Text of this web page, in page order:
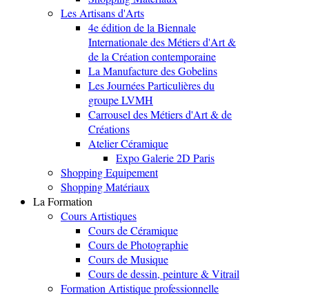
Les Artisans d'Arts
4e édition de la Biennale
Internationale des Métiers d'Art &
de la Création contemporaine
La Manufacture des Gobelins
Les Journées Particulières du
groupe LVMH
Carrousel des Métiers d'Art & de
Créations
Atelier Céramique
Expo Galerie 2D Paris
Shopping Equipement
Shopping Matériaux
La Formation
Cours Artistiques
Cours de Céramique
Cours de Photographie
Cours de Musique
Cours de dessin, peinture & Vitrail
Formation Artistique professionnelle